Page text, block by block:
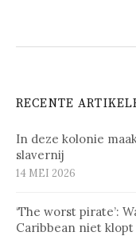
RECENTE
In deze kolonie
slavernij
14 MEI 2026
‘The worst pirate’:
Caribbean niet klopt